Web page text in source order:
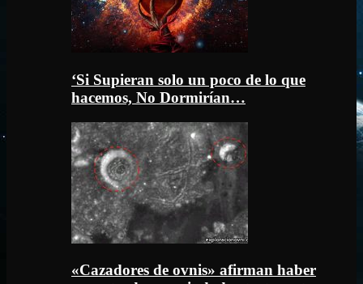
‘Si Supieran solo un poco de lo que
hacemos, No Dormirían…
«Cazadores de ovnis» afirman haber